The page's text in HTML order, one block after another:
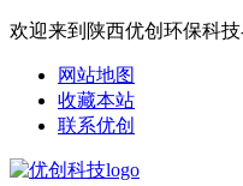
欢迎来到陕西优创环保科
网站地图
收藏本站
联系优创